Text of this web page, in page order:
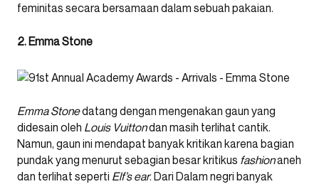
feminitas secara bersamaan dalam sebuah pakaian.
2. Emma Stone
Emma Stonedatang dengan mengenakan gaun yang
didesain oleh Louis Vuittondan masih terlihat cantik.
Namun, gaun ini mendapat banyak kritikan karena bagian
pundak yang menurut sebagian besar kritikus fashionaneh
dan terlihat seperti Elf’s ear. Dari Dalam negri banyak